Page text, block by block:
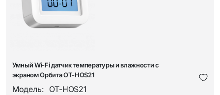
Умный Wi-Fi датчик температуры и влажности с
экраном Орбита OT-HOS21
Модель: OT-HOS21